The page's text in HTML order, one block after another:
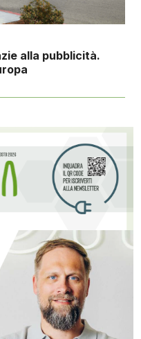
alla pubblicità.